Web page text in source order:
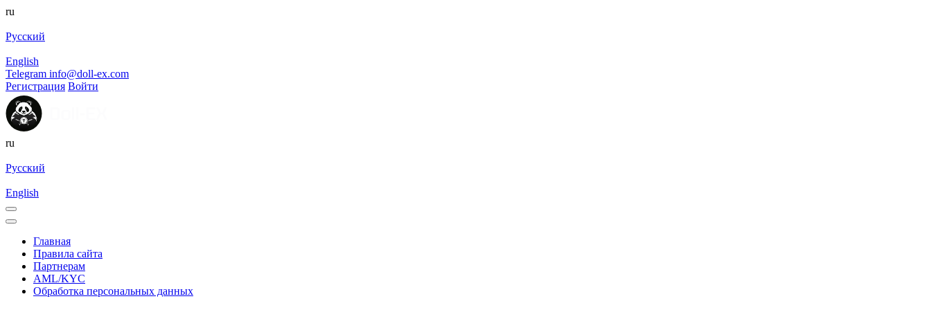
ru
Русский
English
Telegram info@doll-ex.com
Регистрация Войти
ru
Русский
English
Главная
Правила сайта
Партнерам
AML/KYC
Обработка персональных данных